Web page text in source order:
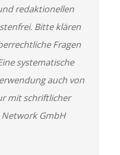
redaktionellen
Bitte klären
Fragen
systematische
auch von
mit schriftlicher
GmbH